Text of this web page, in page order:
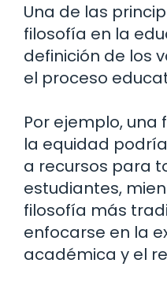
Una de las
filosofía en la
definición de los
el proceso
Por ejemplo,
la equidad
a recursos para
estudiantes,
filosofía más
enfocarse en la
académica y el